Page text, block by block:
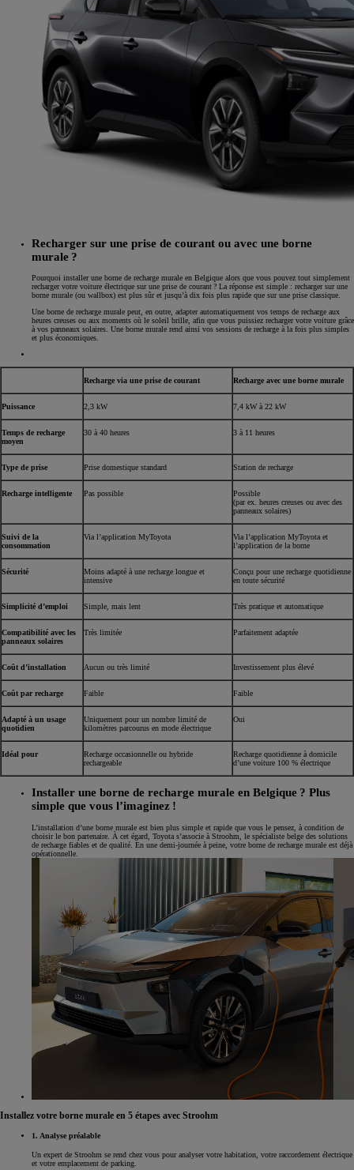
Recharger sur une prise de courant ou avec une borne
murale ?
Pourquoi installer une borne de recharge murale en Belgique alors que vous pouvez tout simplement
recharger votre voiture électrique sur une prise de courant ? La réponse est simple : recharger sur une
borne murale (ou wallbox) est plus sûr et jusqu’à dix fois plus rapide que sur une prise classique.
Une borne de recharge murale peut, en outre, adapter automatiquement vos temps de recharge aux
heures creuses ou aux moments où le soleil brille, afin que vous puissiez recharger votre voiture grâce
à vos panneaux solaires. Une borne murale rend ainsi vos sessions de recharge à la fois plus simples
et plus économiques.
Recharge via une prise de courant Recharge avec une borne murale
Puissance 2,3 kW 7,4 kW à 22 kW
Temps de recharge
moyen
30 à 40 heures 3 à 11 heures
Type de prise Prise domestique standard Station de recharge
Recharge intelligente Pas possible
Possible
(par ex. heures creuses ou avec des
panneaux solaires)
Suivi de la
consommation
Via l’application MyToyota
Via l’application MyToyota et
l’application de la borne
Sécurité
Moins adapté à une recharge longue et
intensive
Conçu pour une recharge quotidienne
en toute sécurité
Simplicité d’emploi Simple, mais lent Très pratique et automatique
Compatibilité avec les
panneaux solaires
Très limitée Parfaitement adaptée
Coût d’installation Aucun ou très limité Investissement plus élevé
Coût par recharge Faible Faible
Adapté à un usage
quotidien
Uniquement pour un nombre limité de
kilomètres parcourus en mode électrique
Oui
Idéal pour
Recharge occasionnelle ou hybride
rechargeable
Recharge quotidienne à domicile
d’une voiture 100 % électrique
Installer une borne de recharge murale en Belgique ? Plus
simple que vous l’imaginez !
L’installation d’une borne murale est bien plus simple et rapide que vous le pensez, à condition de
choisir le bon partenaire. À cet égard, Toyota s’associe à Stroohm, le spécialiste belge des solutions
de recharge fiables et de qualité. En une demi-journée à peine, votre borne de recharge murale est déjà
opérationnelle.
Installez votre borne murale en 5 étapes avec Stroohm
1. Analyse préalable
Un expert de Stroohm se rend chez vous pour analyser votre habitation, votre raccordement électrique
et votre emplacement de parking.